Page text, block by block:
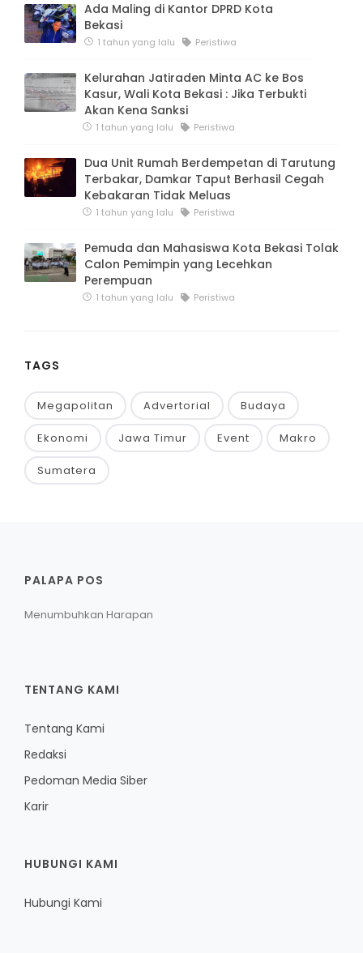
Ada Maling di Kantor DPRD Kota
Bekasi
1 tahun yang lalu Peristiwa
Kelurahan Jatiraden Minta AC ke Bos
Kasur, Wali Kota Bekasi : Jika Terbukti
Akan Kena Sanksi
1 tahun yang lalu Peristiwa
Dua Unit Rumah Berdempetan di Tarutung
Terbakar, Damkar Taput Berhasil Cegah
Kebakaran Tidak Meluas
1 tahun yang lalu Peristiwa
Pemuda dan Mahasiswa Kota Bekasi Tolak
Calon Pemimpin yang Lecehkan
Perempuan
1 tahun yang lalu Peristiwa
TAGS
Megapolitan Advertorial Budaya
Ekonomi Jawa Timur Event Makro
Sumatera
PALAPA POS
Menumbuhkan Harapan
TENTANG KAMI
Tentang Kami
Redaksi
Pedoman Media Siber
Karir
HUBUNGI KAMI
Hubungi Kami